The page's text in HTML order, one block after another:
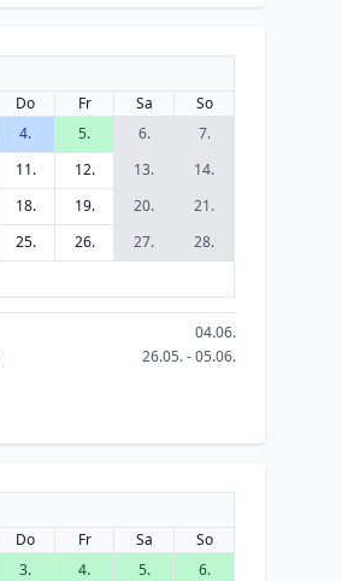
Do Fr Sa
So
4. 5. 6.
7.
11. 12. 13.
14.
18. 19. 20.
21.
25. 26. 27.
28.
04.06.
26.05. - 05.06.
Do Fr Sa
So
3. 4. 5.
6.